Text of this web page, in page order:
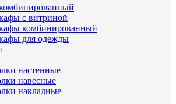
с витриной
комбинированный
для одежды
настенные
навесные
накладные